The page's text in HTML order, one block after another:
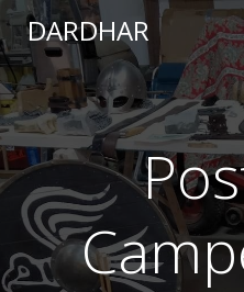
DARDHAR